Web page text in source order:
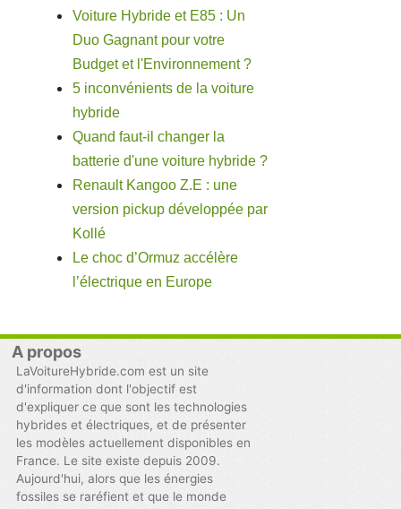
Voiture Hybride et E85 : Un
Duo Gagnant pour votre
Budget et l'Environnement ?
5 inconvénients de la voiture
hybride
Quand faut-il changer la
batterie d'une voiture hybride ?
Renault Kangoo Z.E : une
version pickup développée par
Kollé
Le choc d’Ormuz accélère
l’électrique en Europe
A propos
LaVoitureHybride.com est un site
d'information dont l'objectif est
d'expliquer ce que sont les technologies
hybrides et électriques, et de présenter
les modèles actuellement disponibles en
France. Le site existe depuis 2009.
Aujourd'hui, alors que les énergies
fossiles se raréfient et que le monde